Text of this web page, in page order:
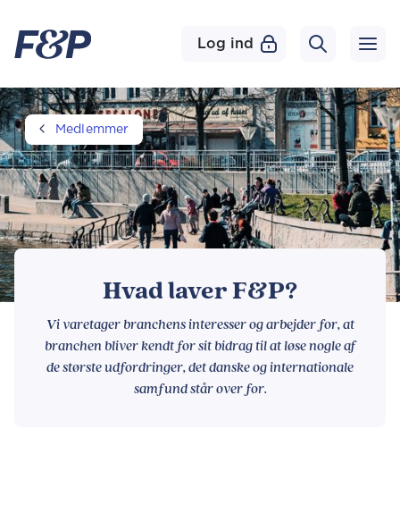
Log ind
Medlemmer
Hvad laver F&P?
Vi varetager branchens interesser og arbejder for, at
branchen bliver kendt for sit bidrag til at løse nogle af
de største udfordringer, det danske og internationale
samfund står over for.